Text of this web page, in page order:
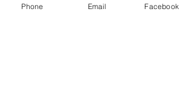
Phone Email Facebook